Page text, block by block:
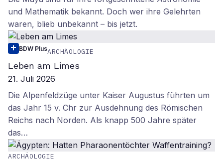
und Mathematik bekannt. Doch wer ihre Gelehrten
waren, blieb unbekannt – bis jetzt.
BDW PlusARCHÄOLOGIE
Leben am Limes
21. Juli 2026
Die Alpenfeldzüge unter Kaiser Augustus führten um
das Jahr 15 v. Chr zur Ausdehnung des Römischen
Reichs nach Norden. Als knapp 500 Jahre später
das…
ARCHÄOLOGIE